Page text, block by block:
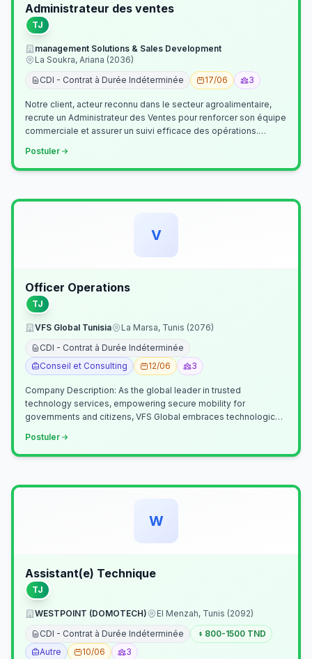
Administrateur des ventes
TJ
management Solutions & Sales Development
La Soukra, Ariana (2036)
CDI - Contrat à Durée Indéterminée
17/06 3
Notre client, acteur reconnu dans le secteur agroalimentaire,
recrute un Administrateur des Ventes pour renforcer son équipe
commerciale et assurer un suivi efficace des opérations.
Postuler
V
Officer Operations
TJ
VFS Global Tunisia
La Marsa, Tunis (2076)
CDI - Contrat à Durée Indéterminée
Conseil et Consulting
12/06 3
Company Description: As the global leader in trusted
technology services, empowering secure mobility for
governments and citizens, VFS Global embraces technological
Postuler
W
Assistant(e) Technique
TJ
WESTPOINT (DOMOTECH)
El Menzah, Tunis (2092)
CDI - Contrat à Durée Indéterminée
800-1500 TND
Autre
10/06 3